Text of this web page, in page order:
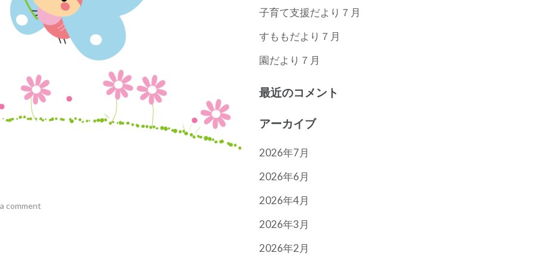
comment
子育て支援だより７月
すももだより７月
園だより７月
最近のコメント
アーカイブ
2026年7月
2026年6月
2026年4月
2026年3月
2026年2月